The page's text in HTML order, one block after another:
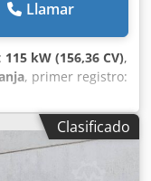
Llamar
115 kW (156,36 CV),
, primer registro:
general Año del
4 Peso en vacío:
300 cm
Clasificado